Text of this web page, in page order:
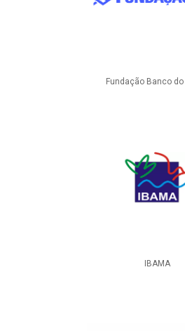
Fundação Banco do
IBAMA